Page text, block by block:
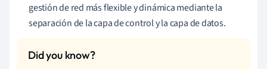
gestión de red más flexible y dinámica mediante la
separación de la capa de control y la capa de datos.